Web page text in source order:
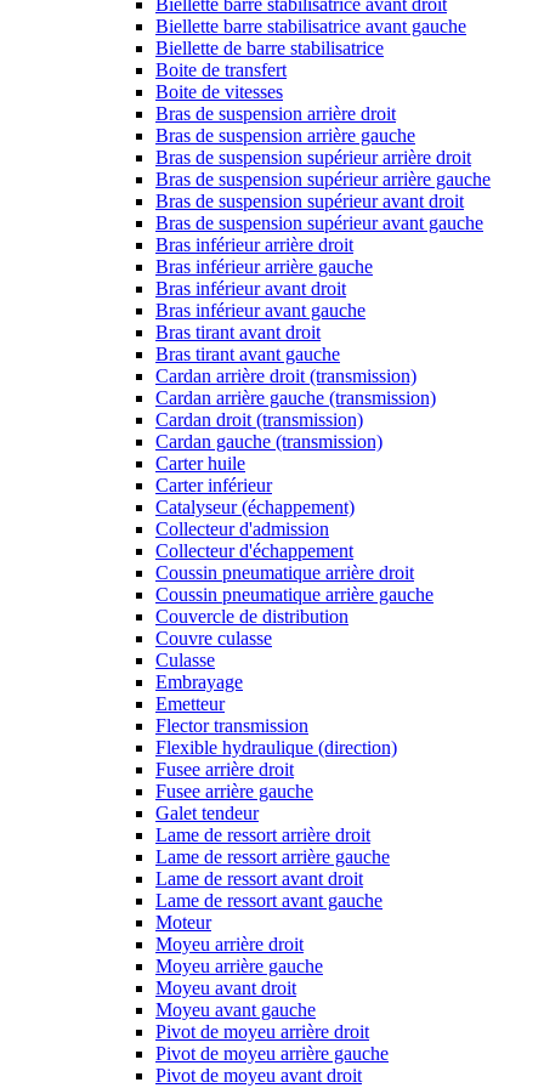
Biellette barre stabilisatrice avant droit
Biellette barre stabilisatrice avant gauche
Biellette de barre stabilisatrice
Boite de transfert
Boite de vitesses
Bras de suspension arrière droit
Bras de suspension arrière gauche
Bras de suspension supérieur arrière droit
Bras de suspension supérieur arrière gauche
Bras de suspension supérieur avant droit
Bras de suspension supérieur avant gauche
Bras inférieur arrière droit
Bras inférieur arrière gauche
Bras inférieur avant droit
Bras inférieur avant gauche
Bras tirant avant droit
Bras tirant avant gauche
Cardan arrière droit (transmission)
Cardan arrière gauche (transmission)
Cardan droit (transmission)
Cardan gauche (transmission)
Carter huile
Carter inférieur
Catalyseur (échappement)
Collecteur d'admission
Collecteur d'échappement
Coussin pneumatique arrière droit
Coussin pneumatique arrière gauche
Couvercle de distribution
Couvre culasse
Culasse
Embrayage
Emetteur
Flector transmission
Flexible hydraulique (direction)
Fusee arrière droit
Fusee arrière gauche
Galet tendeur
Lame de ressort arrière droit
Lame de ressort arrière gauche
Lame de ressort avant droit
Lame de ressort avant gauche
Moteur
Moyeu arrière droit
Moyeu arrière gauche
Moyeu avant droit
Moyeu avant gauche
Pivot de moyeu arrière droit
Pivot de moyeu arrière gauche
Pivot de moyeu avant droit